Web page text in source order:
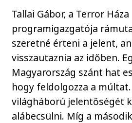
Tallai Gábor, a Terror
programigazgatója
szeretné érteni a jelent,
visszautaznia az időben.
Magyarország szánt hat
hogy feldolgozza a múltat.
világháború jelentőségét
alábecsülni. Míg a